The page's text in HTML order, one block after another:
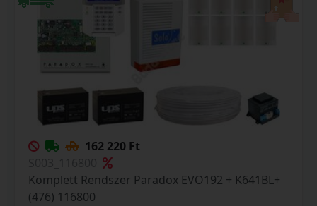
162 220 Ft
Komplett Rendszer Paradox EVO192 + K641BL+
(476) 116800